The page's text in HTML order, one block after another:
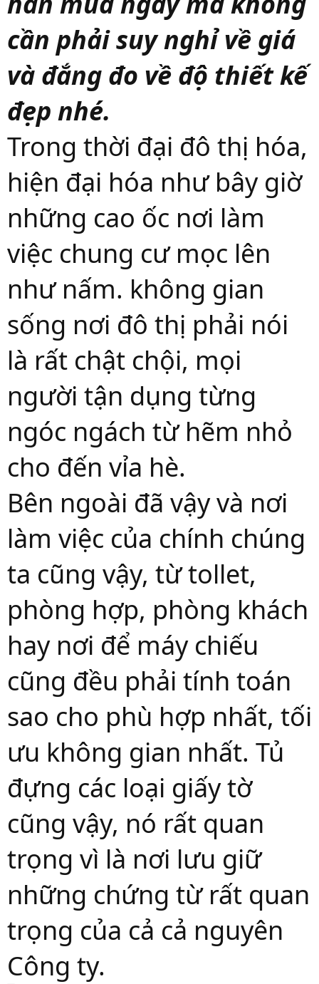
cần phải suy nghỉ về giá
và đắng đo về độ thiết kế
đẹp nhé.
Trong thời đại đô thị hóa,
hiện đại hóa như bây giờ
những cao ốc nơi làm
việc chung cư mọc lên
như nấm. không gian
sống nơi đô thị phải nói
là rất chật chội, mọi
người tận dụng từng
ngóc ngách từ hẽm nhỏ
cho đến vỉa hè.
Bên ngoài đã vậy và nơi
làm việc của chính chúng
ta cũng vậy, từ tollet,
phòng hợp, phòng khách
hay nơi để máy chiếu
cũng đều phải tính toán
sao cho phù hợp nhất, tối
ưu không gian nhất. Tủ
đựng các loại giấy tờ
cũng vậy, nó rất quan
trọng vì là nơi lưu giữ
những chứng từ rất quan
trọng của cả cả nguyên
Công ty.